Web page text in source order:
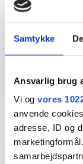
Samtykke
Ansvarlig brug
Vi og vores
anvende
adresse, ID og
og
den brede
Vi tager ansvar